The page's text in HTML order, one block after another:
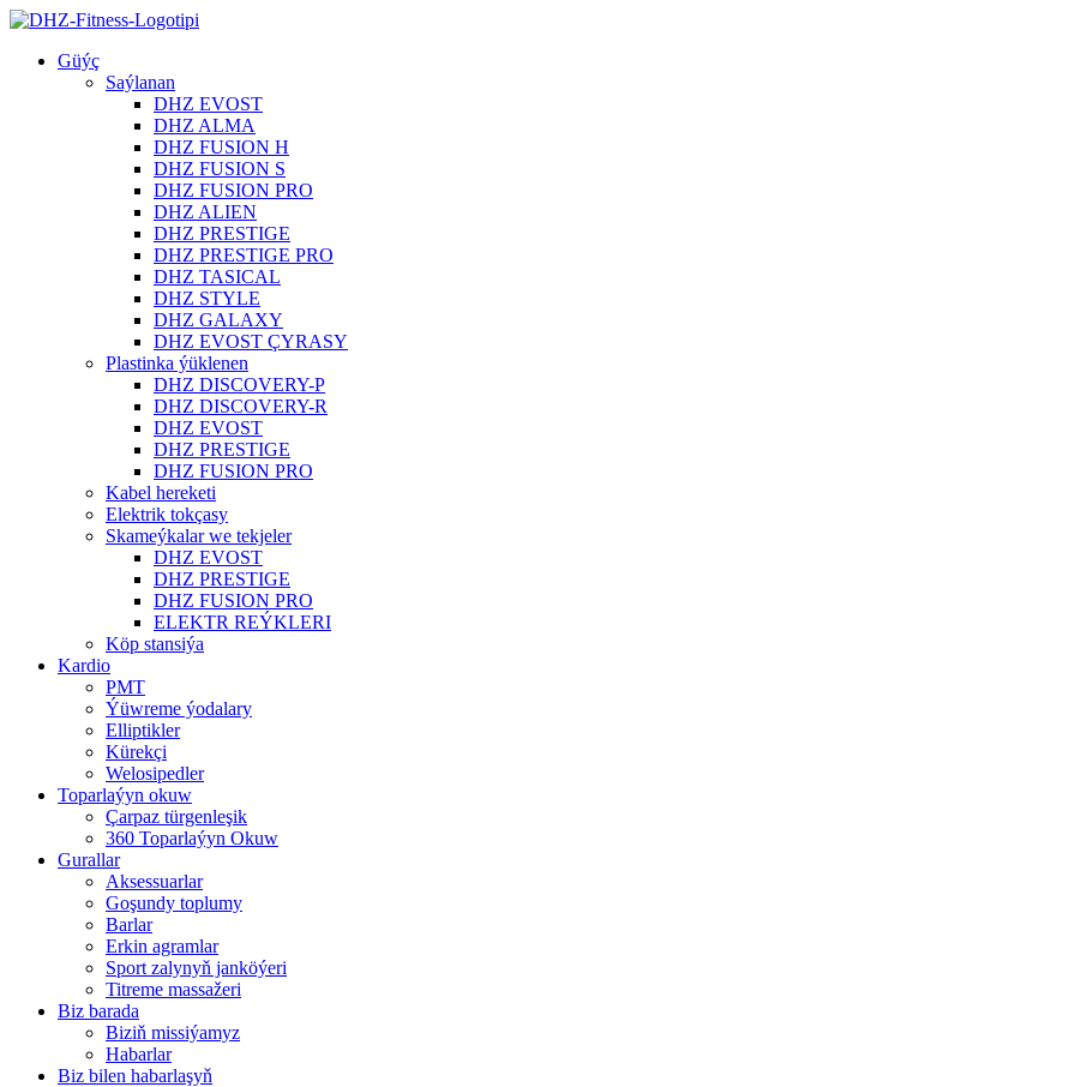
Güýç
Saýlanan
DHZ EVOST
DHZ ALMA
DHZ FUSION H
DHZ FUSION S
DHZ FUSION PRO
DHZ ALIEN
DHZ PRESTIGE
DHZ PRESTIGE PRO
DHZ TASICAL
DHZ STYLE
DHZ GALAXY
DHZ EVOST ÇYRASY
Plastinka ýüklenen
DHZ DISCOVERY-P
DHZ DISCOVERY-R
DHZ EVOST
DHZ PRESTIGE
DHZ FUSION PRO
Kabel hereketi
Elektrik tokçasy
Skameýkalar we tekjeler
DHZ EVOST
DHZ PRESTIGE
DHZ FUSION PRO
ELEKTR REÝKLERI
Köp stansiýa
Kardio
PMT
Ýüwreme ýodalary
Elliptikler
Kürekçi
Welosipedler
Toparlaýyn okuw
Çarpaz türgenleşik
360 Toparlaýyn Okuw
Gurallar
Aksessuarlar
Goşundy toplumy
Barlar
Erkin agramlar
Sport zalynyň janköýeri
Titreme massažeri
Biz barada
Biziň missiýamyz
Habarlar
Biz bilen habarlaşyň